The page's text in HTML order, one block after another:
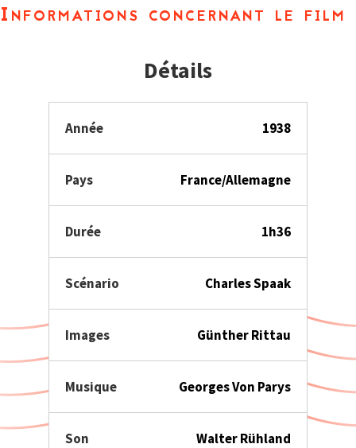
Informations concernant le film
Détails
Année 1938
Pays France/Allemagne
Durée 1h36
Scénario Charles Spaak
Images Günther Rittau
Musique Georges Von Parys
Son Walter Rühland